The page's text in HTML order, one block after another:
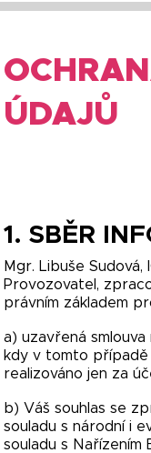
ÚDAJŮ
1. SBĚR
Mgr. Libuše Sudová,
Provozovatel,
právním základem
a) uzavřená smlouva
kdy v tomto případě
realizováno jen za
b) Váš souhlas se
souladu s národní i
souladu s Nařízením